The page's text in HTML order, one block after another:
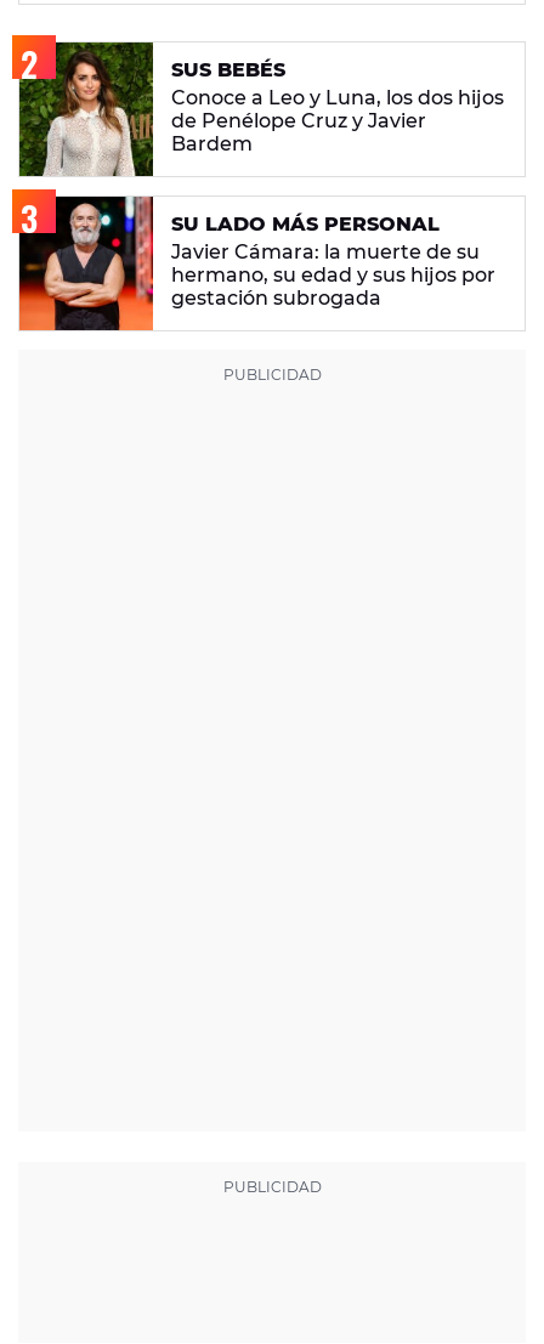
SUS BEBÉS
Conoce a Leo y Luna, los dos hijos
de Penélope Cruz y Javier
Bardem
SU LADO MÁS PERSONAL
Javier Cámara: la muerte de su
hermano, su edad y sus hijos por
gestación subrogada